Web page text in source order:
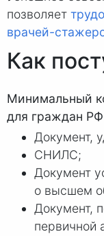
позволяет
врачей-
Как
Минимальный
для граждан
Документ,
СНИЛС;
Документ
о высшем
Документ,
первичной